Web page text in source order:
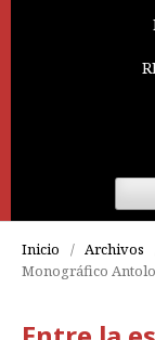
Inicio / Archivos
Monográfico